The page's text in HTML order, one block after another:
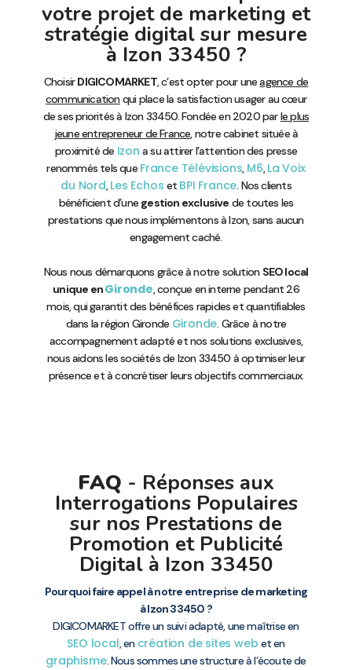
votre projet de marketing et
stratégie digital sur mesure
à Izon 33450 ?
ChoisirDIGICOMARKET, c’est opter pour uneagence de
communicationqui place la satisfaction usager au cœur
de ses priorités à Izon 33450. Fondée en 2020 parle plus
jeune entrepreneur de France, notre cabinet située à
proximité de Izon a su attirer l’attention des presse
renommés tels que France Télévisions, M6,La Voix
du Nord,Les Echos et BPI France. Nos clients
bénéficient d’une gestion exclusive de toutes les
prestations que nous implémentons à Izon, sans aucun
engagement caché.
Nous nous démarquons grâce à notre solution SEO local
unique enGironde, conçue en interne pendant 26
mois, qui garantit des bénéfices rapides et quantifiables
dans la région Gironde Gironde. Grâce à notre
accompagnement adapté et nos solutions exclusives,
nous aidons les sociétés de Izon 33450 à optimiser leur
présence et à concrétiser leurs objectifs commerciaux.
FAQ - Réponses aux
Interrogations Populaires
sur nos Prestations de
Promotion et Publicité
Digital à Izon 33450
Pourquoi faire appel à notre entreprise de marketing
à Izon 33450 ?
DIGICOMARKET offre un suivi adapté, une maîtrise en
SEO local, en création de sites web et en
graphisme. Nous sommes une structure à l’écoute de